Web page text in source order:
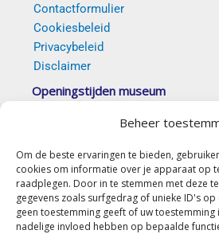
Beheer
Om de beste ervaringen te bieden,
cookies om informatie over je apparaat op
raadplegen. Door in te stemmen met deze
gegevens zoals surfgedrag of unieke ID's
geen toestemming geeft of uw toestemming
nadelige invloed hebben op bepaalde
Contactformulier
Cookiesbeleid
Privacybeleid
Disclaimer
Openingstijden museum
derde zondag van de maand
(c) Stichting Erfgoed Goirle “De
Contact